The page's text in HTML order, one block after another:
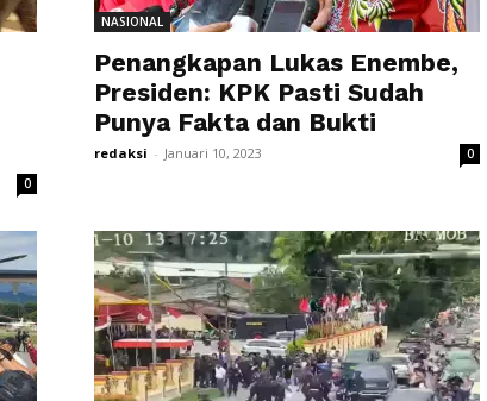
0
NASIONAL
Penangkapan Lukas Enembe,
Presiden: KPK Pasti Sudah
Punya Fakta dan Bukti
redaksi - Januari 10, 2023 0